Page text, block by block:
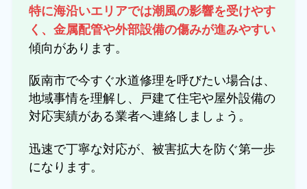
特に海沿いエリアでは潮風の影響を受けやす
く、金属配管や外部設備の傷みが進みやすい
傾向があります。
阪南市で今すぐ水道修理を呼びたい場合は、
地域事情を理解し、戸建て住宅や屋外設備の
対応実績がある業者へ連絡しましょう。
迅速で丁寧な対応が、被害拡大を防ぐ第一歩
になります。